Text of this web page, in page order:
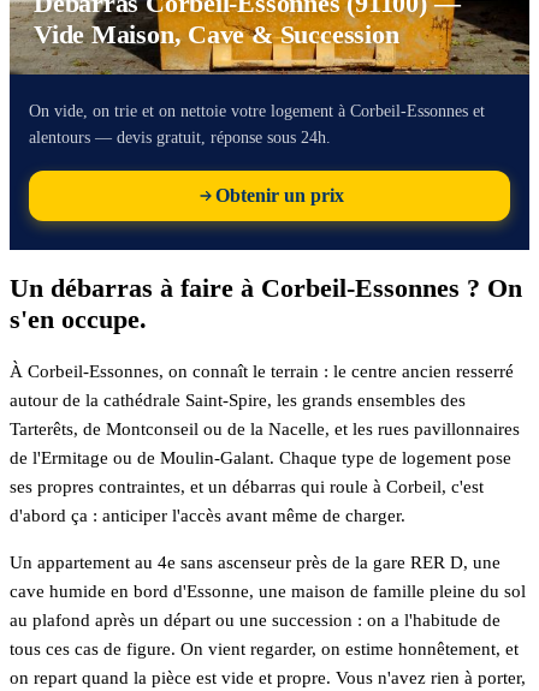
Vide Maison, Cave & Succession
On vide, on trie et on nettoie votre logement à Corbeil-Essonnes et
alentours — devis gratuit, réponse sous 24h.
Obtenir un prix
Un débarras à faire à Corbeil-Essonnes ? On
s'en occupe.
À Corbeil-Essonnes, on connaît le terrain : le centre ancien resserré
autour de la cathédrale Saint-Spire, les grands ensembles des
Tarterêts, de Montconseil ou de la Nacelle, et les rues pavillonnaires
de l'Ermitage ou de Moulin-Galant. Chaque type de logement pose
ses propres contraintes, et un débarras qui roule à Corbeil, c'est
d'abord ça : anticiper l'accès avant même de charger.
Un appartement au 4e sans ascenseur près de la gare RER D, une
cave humide en bord d'Essonne, une maison de famille pleine du sol
au plafond après un départ ou une succession : on a l'habitude de
tous ces cas de figure. On vient regarder, on estime honnêtement, et
on repart quand la pièce est vide et propre. Vous n'avez rien à porter,